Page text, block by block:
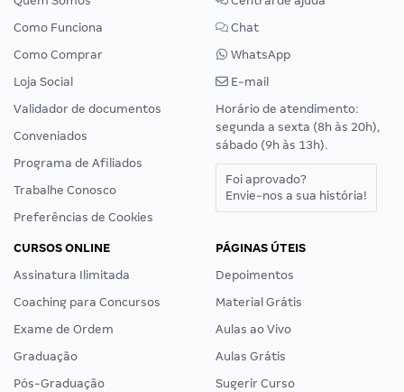
Como Funciona
Como Comprar
Loja Social
Validador de documentos
Conveniados
Programa de Afiliados
Trabalhe Conosco
Preferências de Cookies
Chat
WhatsApp
E-mail
Horário de atendimento:
segunda a sexta (8h às 20h),
sábado (9h às 13h).
Foi aprovado?
Envie-nos a sua história!
CURSOS ONLINE
Assinatura Ilimitada
Coaching para Concursos
Exame de Ordem
Graduação
Pós-Graduação
PÁGINAS ÚTEIS
Depoimentos
Material Grátis
Aulas ao Vivo
Aulas Grátis
Sugerir Curso